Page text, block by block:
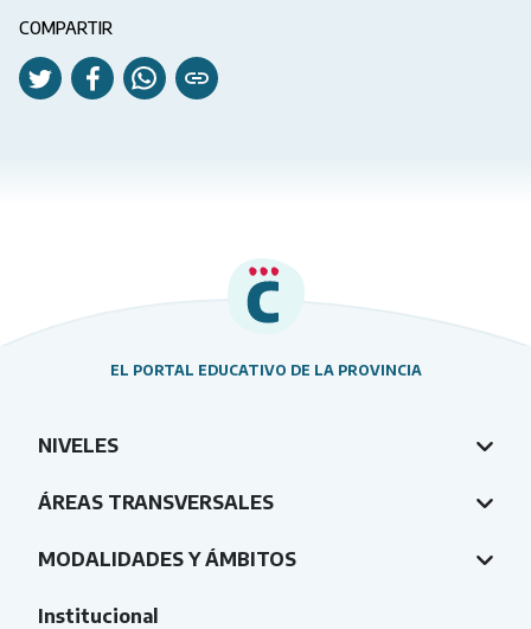
COMPARTIR
EL PORTAL EDUCATIVO DE LA PROVINCIA
NIVELES
ÁREAS TRANSVERSALES
MODALIDADES Y ÁMBITOS
Institucional